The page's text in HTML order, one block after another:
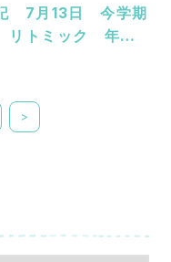
7月13日 今学期
トミック 年
>